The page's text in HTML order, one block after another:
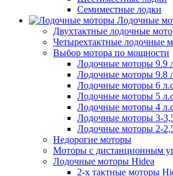
Семиместные лодки
Лодочные
Двухтактные лодочные
Четырехтактные лодочные
Выбор мотора по мощности
Лодочные моторы 9.9
Лодочные моторы 9.8
Лодочные моторы 6
Лодочные моторы 5
Лодочные моторы 4
Лодочные моторы 3-
Лодочные моторы 2-
Недорогие моторы
Моторы с дистанционным
Лодочные моторы Hidea
2-х тактные моторы